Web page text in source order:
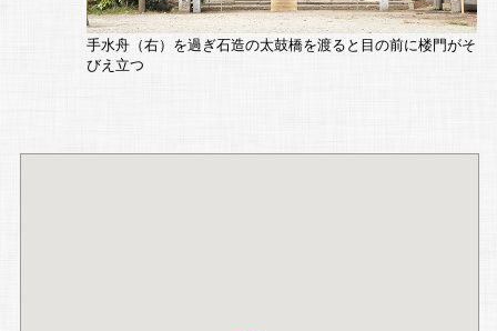
手水舟（右）を過ぎ石造の太鼓橋を渡ると目の前に楼門がそ
びえ立つ